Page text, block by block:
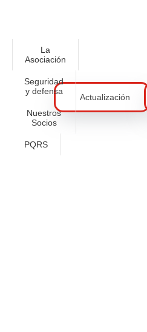
La
Asociación
Seguridad
y defensa
Nuestros
Socios
PQRS
Actualización